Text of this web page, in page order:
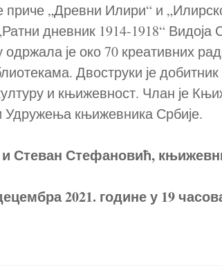
приче „Древни Илири“ и
дневник 1914-1918“ Видоја
је око 70 креативних
Двоструки је
и књижевност. Члан је
књижевника Србије.
Стеван Стефановић,
2021. године у 19